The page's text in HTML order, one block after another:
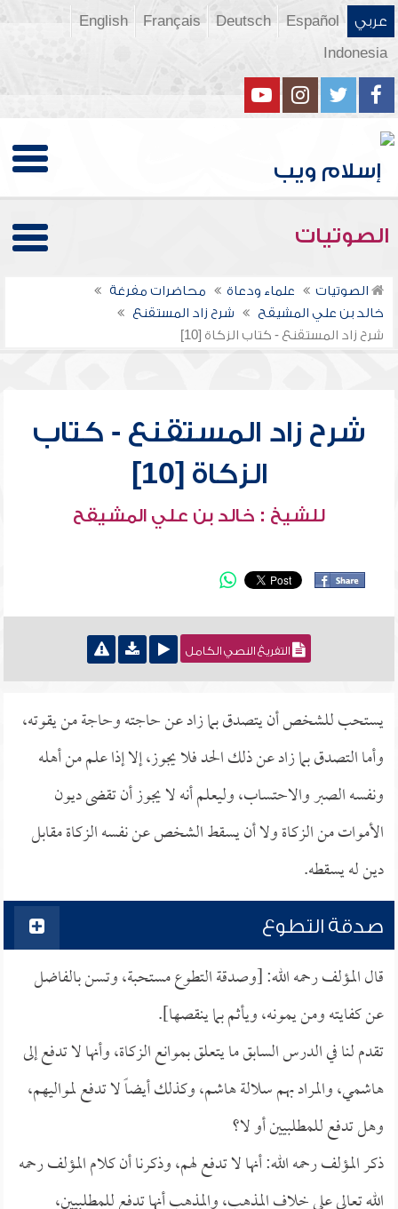
عربي Español
Deutsch
Français
English
Indonesia
الصوتيات
الصوتيات علماء ودعاة
محاضرات مفرغة
خالد بن علي المشيقح
شرح زاد المستقنع
شرح زاد المستقنع - كتاب الزكاة [10]
شرح زاد المستقنع - كتاب
الزكاة [10]
للشيخ : خالد بن علي المشيقح
التفريغ النصي الكامل
يستحب للشخص أن يتصدق بما زاد عن حاجته وحاجة من يقوته،
وأما التصدق بما زاد عن ذلك الحد فلا يجوز، إلا إذا علم من أهله
ونفسه الصبر والاحتساب، وليعلم أنه لا يجوز أن تقضى ديون
الأموات من الزكاة ولا أن يسقط الشخص عن نفسه الزكاة مقابل
دين له يسقطه.
صدقة التطوع
قال المؤلف رحمه الله: [وصدقة التطوع مستحبة، وتسن بالفاضل
عن كفايته ومن يمونه، ويأثم بما ينقصها].
تقدم لنا في الدرس السابق ما يتعلق بموانع الزكاة، وأنها لا تدفع إلى
هاشمي، والمراد بهم سلالة هاشم، وكذلك أيضاً لا تدفع لمواليهم،
وهل تدفع للمطلبيين أو لا؟
ذكر المؤلف رحمه الله: أنها لا تدفع لهم، وذكرنا أن كلام المؤلف رحمه